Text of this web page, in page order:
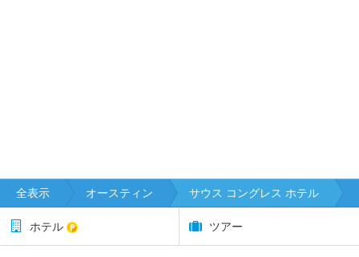
全表示 オースティン サウス コングレス ホテル
ホテル ツアー